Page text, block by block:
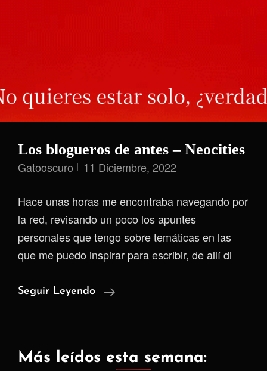
Los blogueros de antes – Neocities
Gatooscuro 11 Diciembre, 2022
Hace unas horas me encontraba navegando por
la red, revisando un poco los apuntes
personales que tengo sobre temáticas en las
que me puedo inspirar para escribir, de allí di
Seguir Leyendo
Los
–
Más leídos esta semana: